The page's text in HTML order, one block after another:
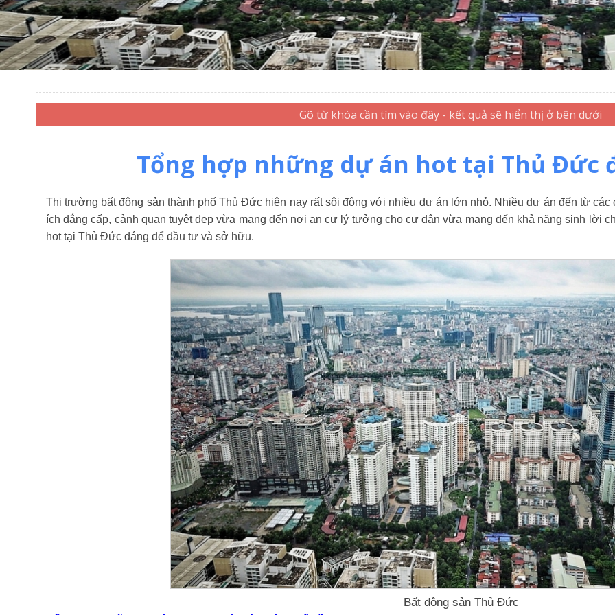
Tổng hợp những dự án hot tại Thủ Đức
Thị trường bất động sản thành phố Thủ Đức hiện nay rất sôi động với nhiều dự án lớn nhỏ. Nhiều dự án đến từ
ích đẳng cấp, cảnh quan tuyệt đẹp vừa mang đến nơi an cư lý tưởng cho cư dân vừa mang đến khả năng sinh lời
hot tại Thủ Đức đáng để đầu tư và sở hữu.
Bất động sản Thủ Đức